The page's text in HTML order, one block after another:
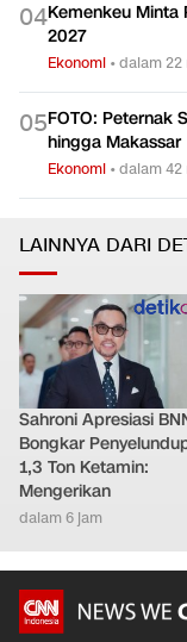
04Kemenkeu Minta
2027
Ekonomi •dalam 22
05FOTO: Peternak
hingga Makassar
Ekonomi •dalam 42
LAINNYA DARI
Sahroni Apresiasi
Bongkar
1,3 Ton Ketamin:
Mengerikan
dalam 6 jam